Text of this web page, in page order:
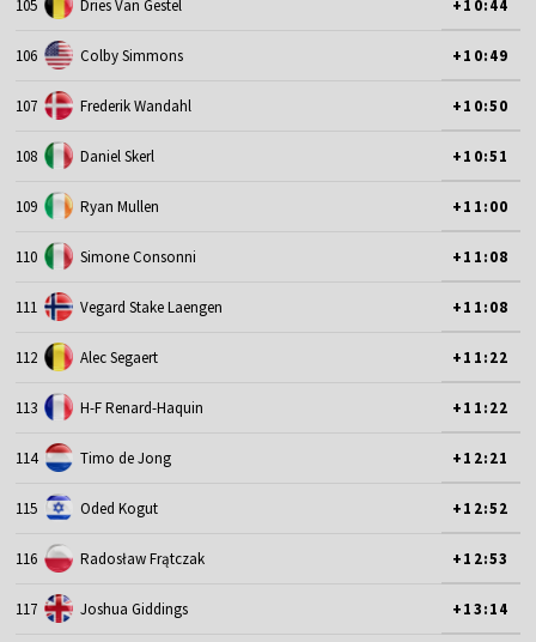
105 Dries Van Gestel +10:44
106 Colby Simmons +10:49
107 Frederik Wandahl +10:50
108 Daniel Skerl +10:51
109 Ryan Mullen +11:00
110 Simone Consonni +11:08
111 Vegard Stake Laengen +11:08
112 Alec Segaert +11:22
113 H-F Renard-Haquin +11:22
114 Timo de Jong +12:21
115 Oded Kogut +12:52
116 Radosław Frątczak +12:53
117 Joshua Giddings +13:14